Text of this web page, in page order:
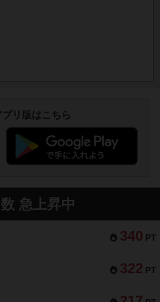
リ版はこちら
急上昇中
340 PT
322 PT